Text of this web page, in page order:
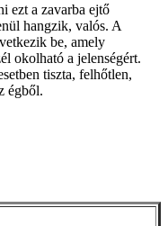
ezt a zavarba ejtő
hangzik, valós. A
be, amely
okolható a jelenségért.
tiszta, felhőtlen,
égből.